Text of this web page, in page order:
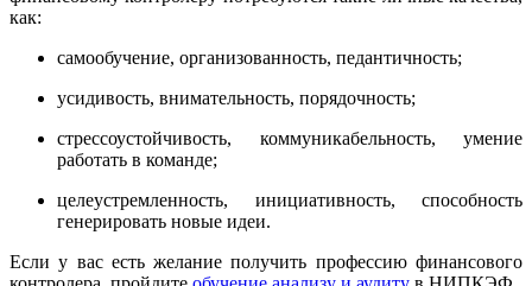
как:
самообучение, организованность, педантичность;
усидивость, внимательность, порядочность;
стрессоустойчивость, коммуникабельность, умение
работать в команде;
целеустремленность, инициативность, способность
генерировать новые идеи.
Если у вас есть желание получить профессию финансового